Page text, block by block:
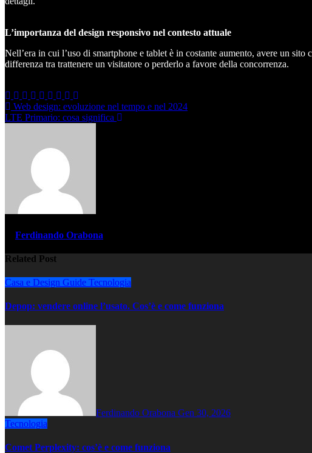
L’importanza del design responsivo nel contesto attuale
Nell’era in cui l’uso di smartphone e tablet è in costante aumento, avere un
differenza tra trattenere un visitatore o perderlo a favore della concorrenza.
Navigazione
articoli
Web design: evoluzione nel tempo e nel 2024
LTE Primario: cosa significa
Ferdinando Orabona
Related Post
Casa e Design Guide Tecnologia
Depop: vendere online l’usato. Cos’è e come funziona
Ferdinando Orabona Gen 30, 2026
Tecnologia
Comet Perplexity: cos’è e come funziona